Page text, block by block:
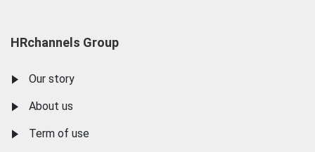
HRchannels Group
Our story
About us
Term of use